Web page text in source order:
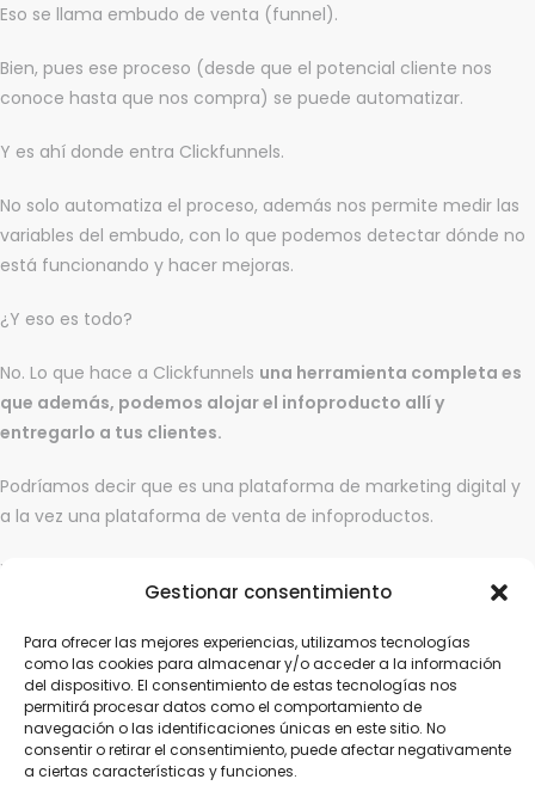
Gestionar consentimiento
Para ofrecer las mejores experiencias, utilizamos tecnologías
como las cookies para almacenar y/o acceder a la información
del dispositivo. El consentimiento de estas tecnologías nos
permitirá procesar datos como el comportamiento de
navegación o las identificaciones únicas en este sitio. No
consentir o retirar el consentimiento, puede afectar negativamente
a ciertas características y funciones.
Eso se llama embudo de venta (funnel).
Bien, pues ese proceso (desde que el potencial cliente nos
conoce hasta que nos compra) se puede automatizar.
Y es ahí donde entra Clickfunnels.
No solo automatiza el proceso, además nos permite medir las
variables del embudo, con lo que podemos detectar dónde no
está funcionando y hacer mejoras.
¿Y eso es todo?
No. Lo que hace a Clickfunnels una herramienta completa es
que además, podemos alojar el infoproducto allí y
entregarlo a tus clientes.
Podríamos decir que es una plataforma de marketing digital y
a la vez una plataforma de venta de infoproductos.
Y, por si fuera poco, su interfaz es sencilla e intuitiva.
imprescindibles en Vivir de tu Pasión.
Con esta recomendación terminamos este post, pero